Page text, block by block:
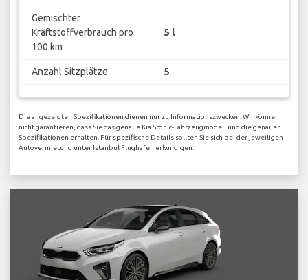
Gemischter
Kraftstoffverbrauch pro
100 km
5 l
Anzahl Sitzplätze 5
Die angezeigten Spezifikationen dienen nur zu Informationszwecken. Wir können
nicht garantieren, dass Sie das genaue Kia Stonic-Fahrzeugmodell und die genauen
Spezifikationen erhalten. Für spezifische Details sollten Sie sich bei der jeweiligen
Autovermietung unter Istanbul Flughafen erkundigen.